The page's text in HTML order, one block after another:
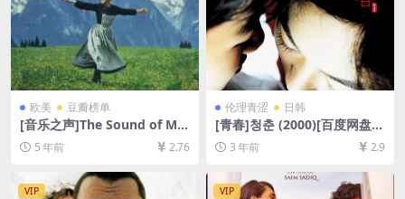
欧美 豆瓣榜单
[音乐之声]The Sound of Mu
sic (1965)[百度网盘+迅雷云
盘资源1080P超清未删减][MP
4/11GB][中英字幕]
5 年前 2.76
伦理青涩 日韩
[青春]청춘 (2000)[百度网盘
+夸克网盘DVD原盘高清未删
减资源][网盘在线播放/下载]
[MP4/4GB][韩语中字][视频文
件+防和谐加密压缩包]
3 年前 2.9
VIP VIP